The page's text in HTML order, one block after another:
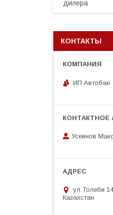
дилера
КОНТАКТЫ
ИП Автобан
Усеинов
ул Толеби
Казахстан